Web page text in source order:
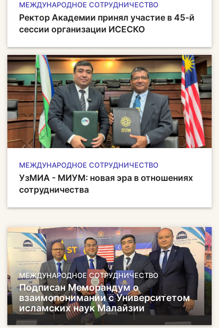
МЕЖДУНАРОДНОЕ СОТРУДНИЧЕСТВО
Ректор Академии принял участие в 45-й
сессии организации ИCЕСКО
МЕЖДУНАРОДНОЕ СОТРУДНИЧЕСТВО
УзMИА - МИУМ: новая эра в отношениях
сотрудничества
МЕЖДУНАРОДНОЕ СОТРУДНИЧЕСТВО
Подписан Меморандум о
взаимопонимании с Университетом
исламских наук Малайзии